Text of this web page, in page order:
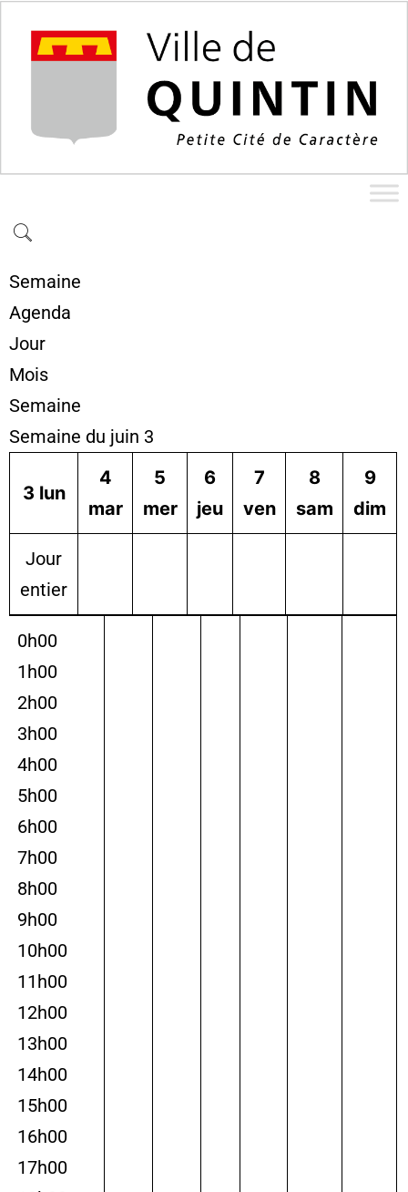
Semaine
Agenda
Jour
Mois
Semaine
Semaine du juin 3
3 lun
4
mar
5
mer
6
jeu
7
ven
8
sam
9
dim
Jour
entier
0h00
1h00
2h00
3h00
4h00
5h00
6h00
7h00
8h00
9h00
10h00
11h00
12h00
13h00
14h00
15h00
16h00
17h00